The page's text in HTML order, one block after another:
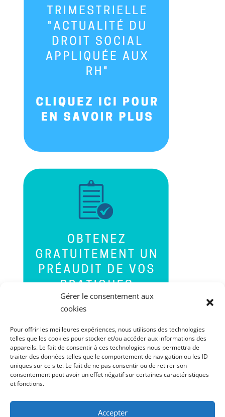
Gérer le consentement aux
cookies
Pour offrir les meilleures expériences, nous utilisons des technologies
telles que les cookies pour stocker et/ou accéder aux informations des
appareils. Le fait de consentir à ces technologies nous permettra de
traiter des données telles que le comportement de navigation ou les ID
uniques sur ce site. Le fait de ne pas consentir ou de retirer son
consentement peut avoir un effet négatif sur certaines caractéristiques
et fonctions.
Accepter